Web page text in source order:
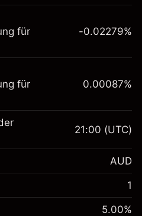
für das CFD-
für
A$1,000.00
(-A$4.56)
-0.02279%
für
A$1,000.00
0.00087%
21:00 (UTC)
AUD
1
5.00%